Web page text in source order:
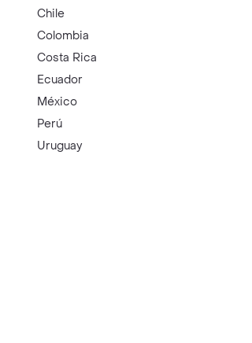
Chile
Colombia
Costa Rica
Ecuador
México
Perú
Uruguay